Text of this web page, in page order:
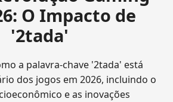
O Impacto de
'2tada'
a palavra-chave '2tada' está
dos jogos em 2026, incluindo o
e as inovações